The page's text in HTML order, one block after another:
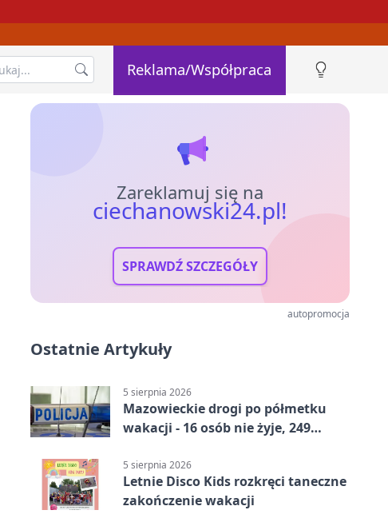
Reklama/Współpraca
Zareklamuj się na
ciechanowski24.pl!
SPRAWDŹ SZCZEGÓŁY
autopromocja
Ostatnie Artykuły
5 sierpnia 2026
Mazowieckie drogi po półmetku
wakacji - 16 osób nie żyje, 249
5 sierpnia 2026
Letnie Disco Kids rozkręci taneczne
zakończenie wakacji